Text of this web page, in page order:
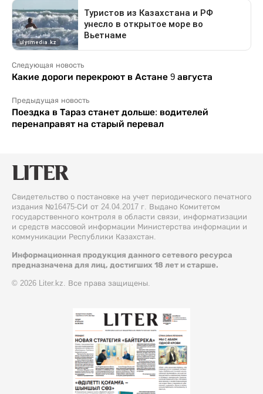
Следующая новость
Какие дороги перекроют в Астане 9 августа
Предыдущая новость
Поездка в Тараз станет дольше: водителей
перенаправят на старый перевал
Свидетельство о постановке на учет периодического печатного
издания №16475-СИ от 24.04.2017 г. Выдано Комитетом
государственного контроля в области связи, информатизации
и средств массовой информации Министерства информации и
коммуникации Республики Казахстан.
Информационная продукция данного сетевого ресурса
предназначена для лиц, достигших 18 лет и старше.
© 2026 Liter.kz. Все права защищены.